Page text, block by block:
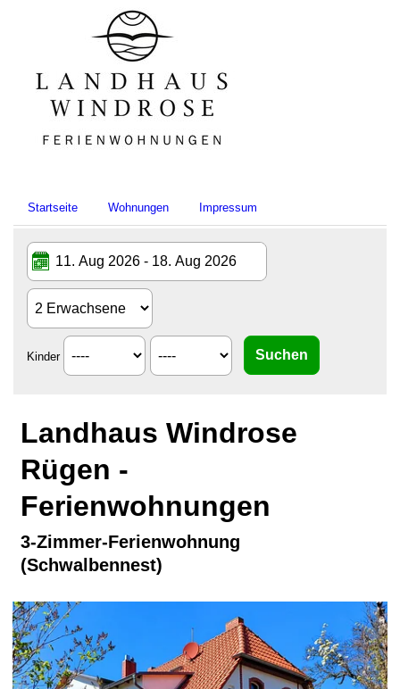
Startseite Wohnungen Impressum
Kinder
Landhaus Windrose
Rügen -
Ferienwohnungen
3-Zimmer-Ferienwohnung
(Schwalbennest)